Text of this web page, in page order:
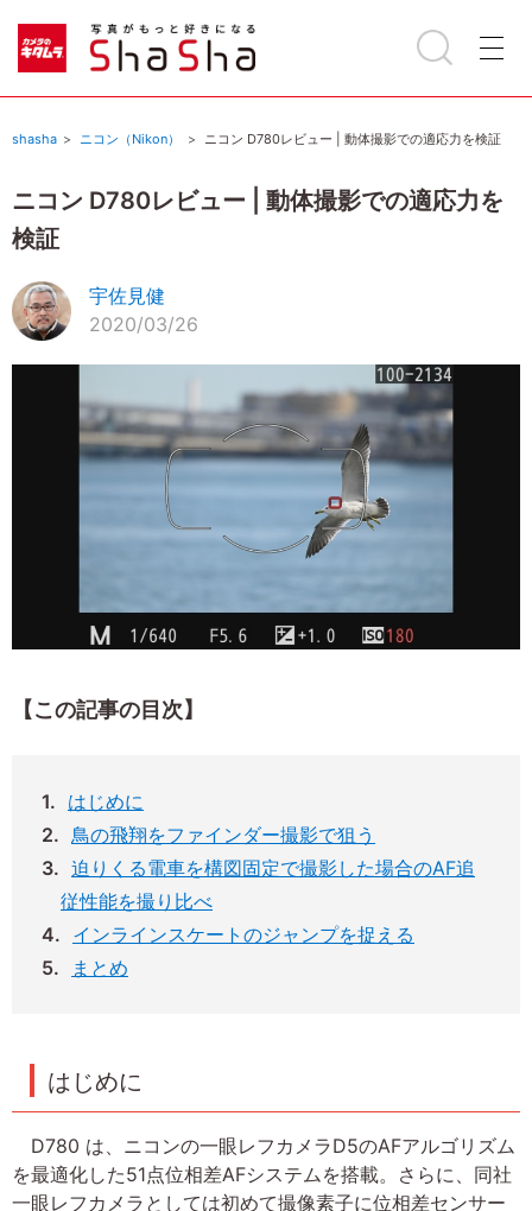
shasha ニコン（Nikon） ニコン D780レビュー | 動体撮影での適応力を検証
ニコン D780レビュー | 動体撮影での適応力を
検証
宇佐見健
2020/03/26
【この記事の目次】
はじめに
鳥の飛翔をファインダー撮影で狙う
迫りくる電車を構図固定で撮影した場合のAF追
従性能を撮り比べ
インラインスケートのジャンプを捉える
まとめ
はじめに
D780 は、ニコンの一眼レフカメラD5のAFアルゴリズム
を最適化した51点位相差AFシステムを搭載。さらに、同社
一眼レフカメラとしては初めて撮像素子に位相差センサー